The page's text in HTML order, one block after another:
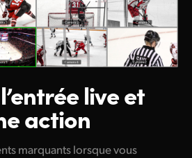
live et
action
marquants lorsque vous